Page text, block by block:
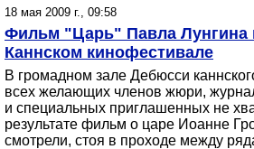
18 мая 2009 г., 09:58
Фильм "Царь" Павла Лунгина
Каннском кинофестивале
В громадном зале Дебюсси
всех желающих членов жюри,
и специальных приглашенных не
результате фильм о царе Иоанне
смотрели, стоя в проходе между